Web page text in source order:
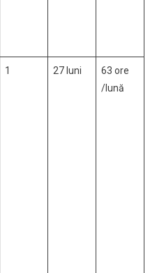
1 27 luni
63 ore
/lună